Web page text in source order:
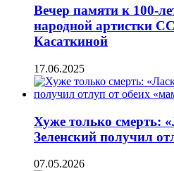
Вечер памяти к 100-
народной артистки
Касаткиной
17.06.2025
Хуже только смерть:
Зеленский получил
07.05.2026